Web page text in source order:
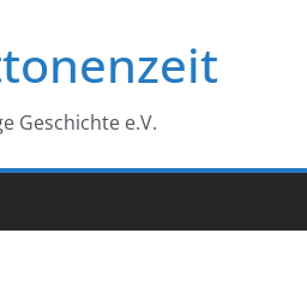
Geschichte e.V.